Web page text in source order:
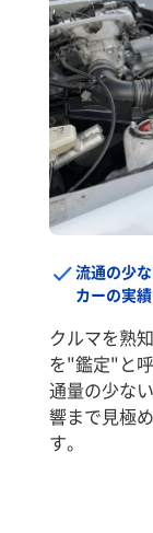
流通の少
カーの実
クルマを熟
を"鑑定"と
通量の少な
響まで見極
す。